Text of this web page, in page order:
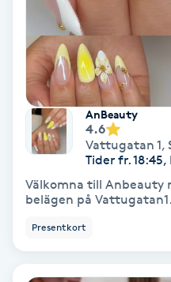
Hot Stone Massage
Hot yoga
Hudföryngring
Huduppstramning
Hudvård
Hyaluronsyra
Hyperhidros
AnBeauty
4.6
Vattugatan 1,
Tider fr. 18:45,
Välkomna till Anbeauty
belägen på
Presentkort